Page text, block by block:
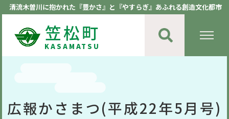
清流木曽川に抱かれた『豊かさ』と『やすらぎ』あふれる創造文化都市
笠松町
KASAMATSU
広報かさまつ(平成22年5月号)